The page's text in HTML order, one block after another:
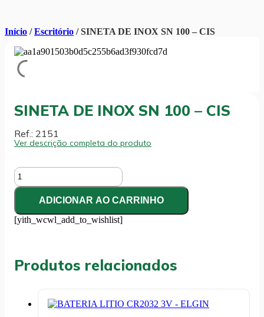
Início /Escritório / SINETA DE INOX SN 100 – CIS
SINETA DE INOX SN 100 – CIS
Ref.: 2151
Ver descrição completa do produto
SINETA
DE
INOX
100
-
ADICIONAR AO CARRINHO
[yith_wcwl_add_to_wishlist]
Produtos relacionados